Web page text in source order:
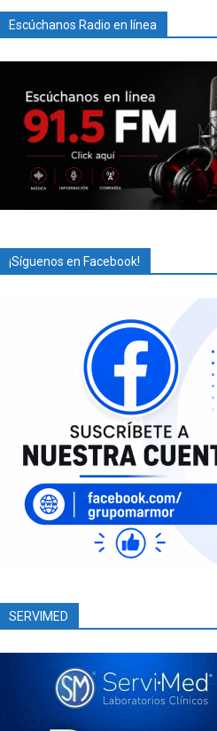
Escúchanos Radio en línea
¡Síguenos en Facebook!
SERVIMED